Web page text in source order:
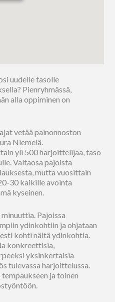
uudelle tasolle
Pienryhmässä,
alla oppiminen on
vetää painonnoston
Niemelä.
yli 500 harjoittelijaa, taso
Valtaosa pajoista
mutta vuosittain
30 kaikille avointa
kyseinen.
Pajoissa
ydinkohtiin ja ohjataan
kohti näitä ydinkohtia.
konkreettisia,
yksinkertaisia
tulevassa harjoittelussa.
ja toinen